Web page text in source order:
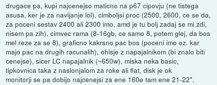
drugace pa, kupi najcenejso maticno na p67 cipovju (ne tistega
asusa, ker je za navijanje lol), cimboljsi proc (2500, 2600, ce se da,
za poceni sestav 2400 ali 2300 imo, amd je tu bolj zadaj se mi zdi,
nisem pa zih), cimvec rama (8-16gb, ce samo 8, potem glej, da bos
mel reze za se 8), graficno kakrsno pac bos (poceni imo oz. kar
majo pac na drugih racunalih), ohisje z napajalnikom (bi znalo biti
cenejse), sicer LC napajalnik (~650w), miska neka basic,
tipkovnica taka z naslonjalom za roke ali flat, disk je ok
monitorji se pa dobijo najcenejsi za ene 160e tam ene 21-22".